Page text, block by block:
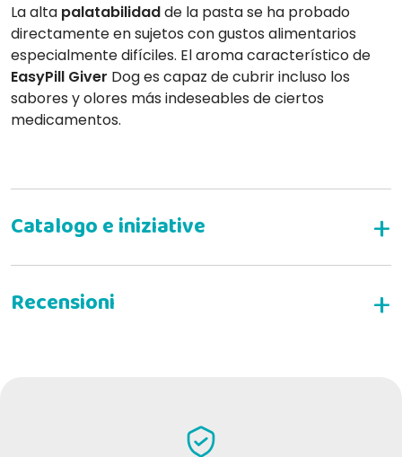
La alta palatabilidadde la pasta se ha probado
directamente en sujetos con gustos alimentarios
especialmente difíciles. El aroma característico de
EasyPill Giver Dog es capaz de cubrir incluso los
sabores y olores más indeseables de ciertos
medicamentos.
Para la administración de comprimidos:
Ottimo per dare pastiglie al tuo cane.....